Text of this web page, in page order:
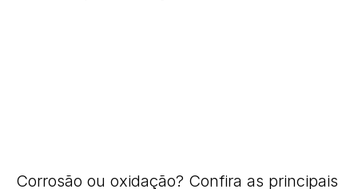
Corrosão ou oxidação? Confira as principais